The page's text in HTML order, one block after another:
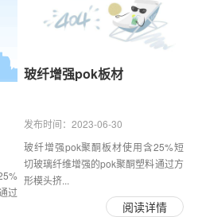
过
玻纤增强pok板材
发布时间：2023-06-30
玻纤增强pok聚酮板材使用含25%短
切玻璃纤维增强的pok聚酮塑料通过方
形模头挤...
阅读详情